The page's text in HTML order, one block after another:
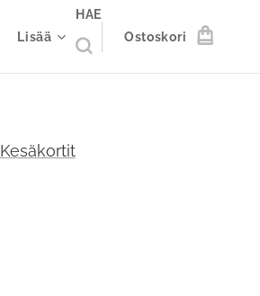
Lisää
HAE
Ostoskori
Kesäkortit